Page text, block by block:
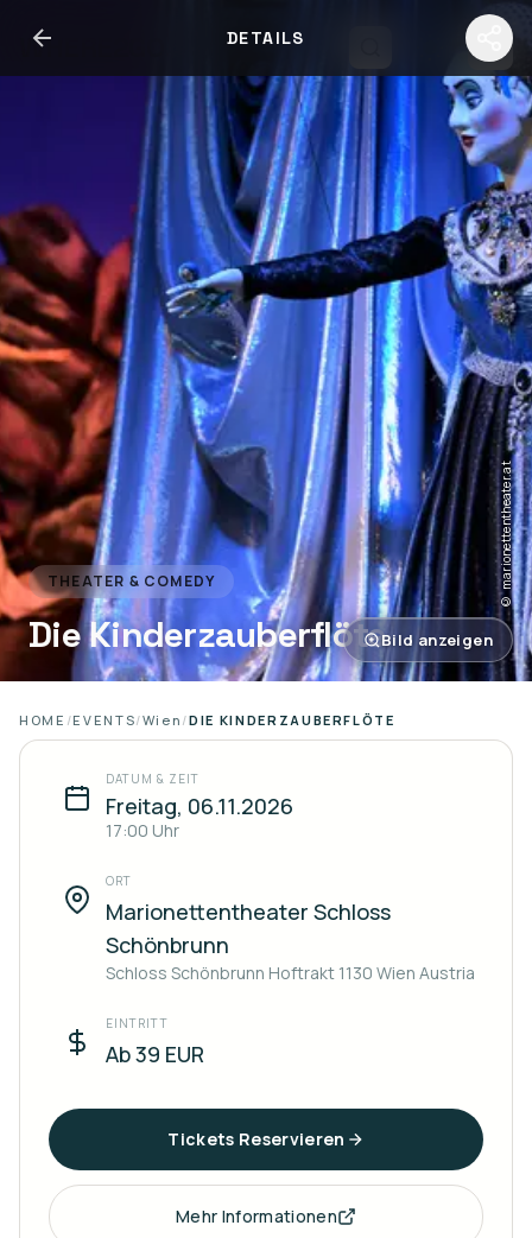
WHERE2GO DETAILS
© marionettentheater.at
Bild anzeigen
THEATER & COMEDY
Die Kinderzauberflöte
HOME /EVENTS/Wien /DIE KINDERZAUBERFLÖTE
DATUM & ZEIT
Freitag, 06.11.2026
17:00 Uhr
ORT
Marionettentheater Schloss
Schönbrunn
Schloss Schönbrunn Hoftrakt 1130 Wien Austria
EINTRITT
Ab 39 EUR
Tickets Reservieren
Mehr Informationen